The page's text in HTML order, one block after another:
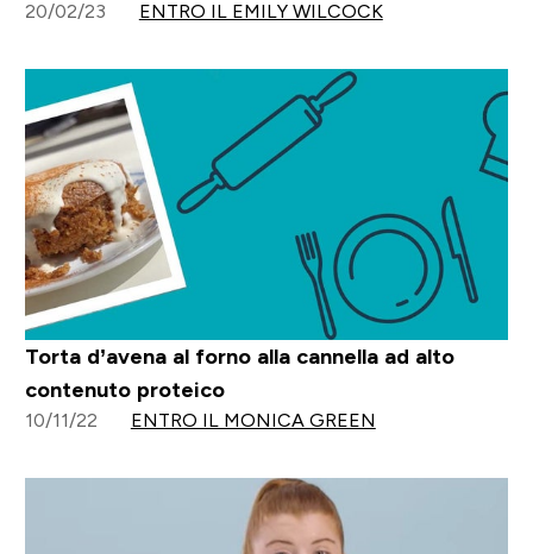
20/02/23 ENTRO IL EMILY WILCOCK
Torta d’avena al forno alla cannella ad alto
contenuto proteico
10/11/22 ENTRO IL MONICA GREEN